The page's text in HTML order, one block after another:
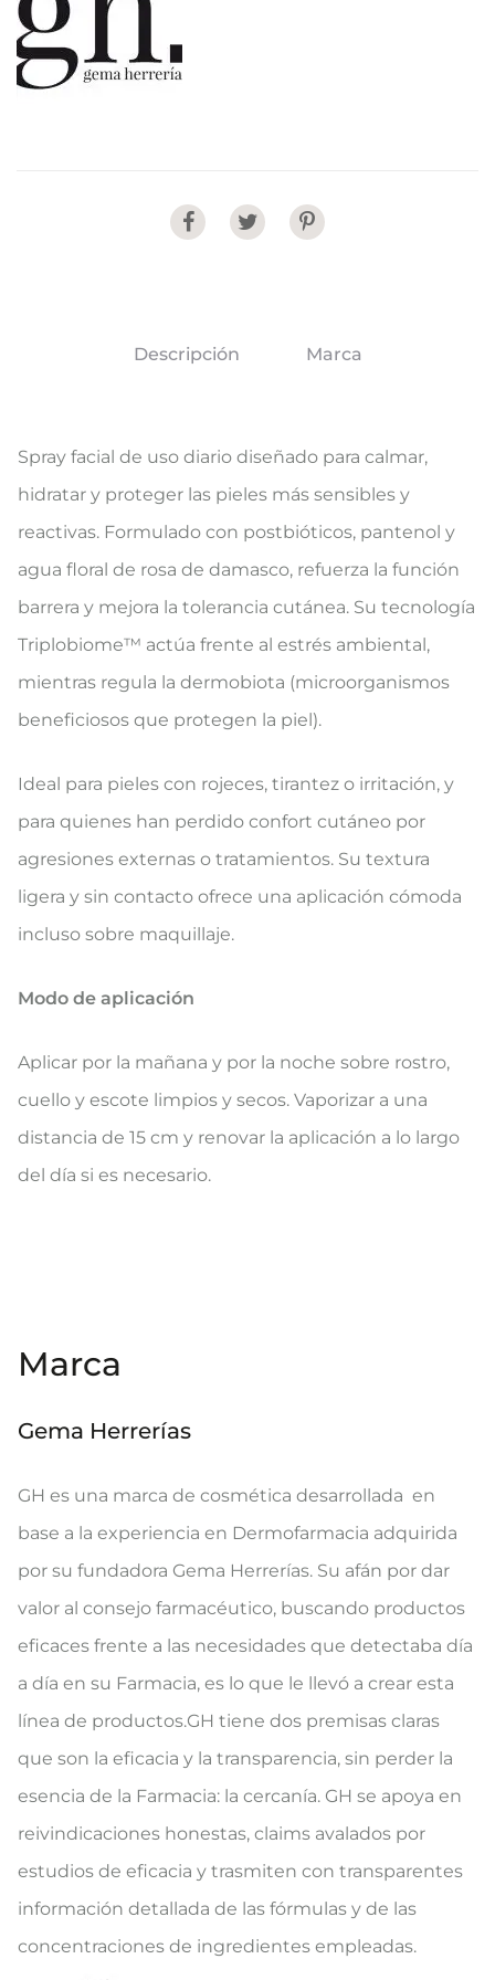
Share
Descripción Marca
Spray facial de uso diario diseñado para calmar,
hidratar y proteger las pieles más sensibles y
reactivas. Formulado con postbióticos, pantenol y
agua floral de rosa de damasco, refuerza la función
barrera y mejora la tolerancia cutánea. Su tecnología
Triplobiome™ actúa frente al estrés ambiental,
mientras regula la dermobiota (microorganismos
beneficiosos que protegen la piel).
Ideal para pieles con rojeces, tirantez o irritación, y
para quienes han perdido confort cutáneo por
agresiones externas o tratamientos. Su textura
ligera y sin contacto ofrece una aplicación cómoda
incluso sobre maquillaje.
Modo de aplicación
Aplicar por la mañana y por la noche sobre rostro,
cuello y escote limpios y secos. Vaporizar a una
distancia de 15 cm y renovar la aplicación a lo largo
del día si es necesario.
Marca
Gema Herrerías
GH es una marca de cosmética desarrollada en
base a la experiencia en Dermofarmacia adquirida
por su fundadora Gema Herrerías. Su afán por dar
valor al consejo farmacéutico, buscando productos
eficaces frente a las necesidades que detectaba día
a día en su Farmacia, es lo que le llevó a crear esta
línea de productos.GH tiene dos premisas claras
que son la eficacia y la transparencia, sin perder la
esencia de la Farmacia: la cercanía. GH se apoya en
reivindicaciones honestas, claims avalados por
estudios de eficacia y trasmiten con transparentes
información detallada de las fórmulas y de las
concentraciones de ingredientes empleadas.